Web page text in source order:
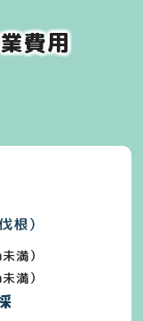
費用
根）
満）
満）